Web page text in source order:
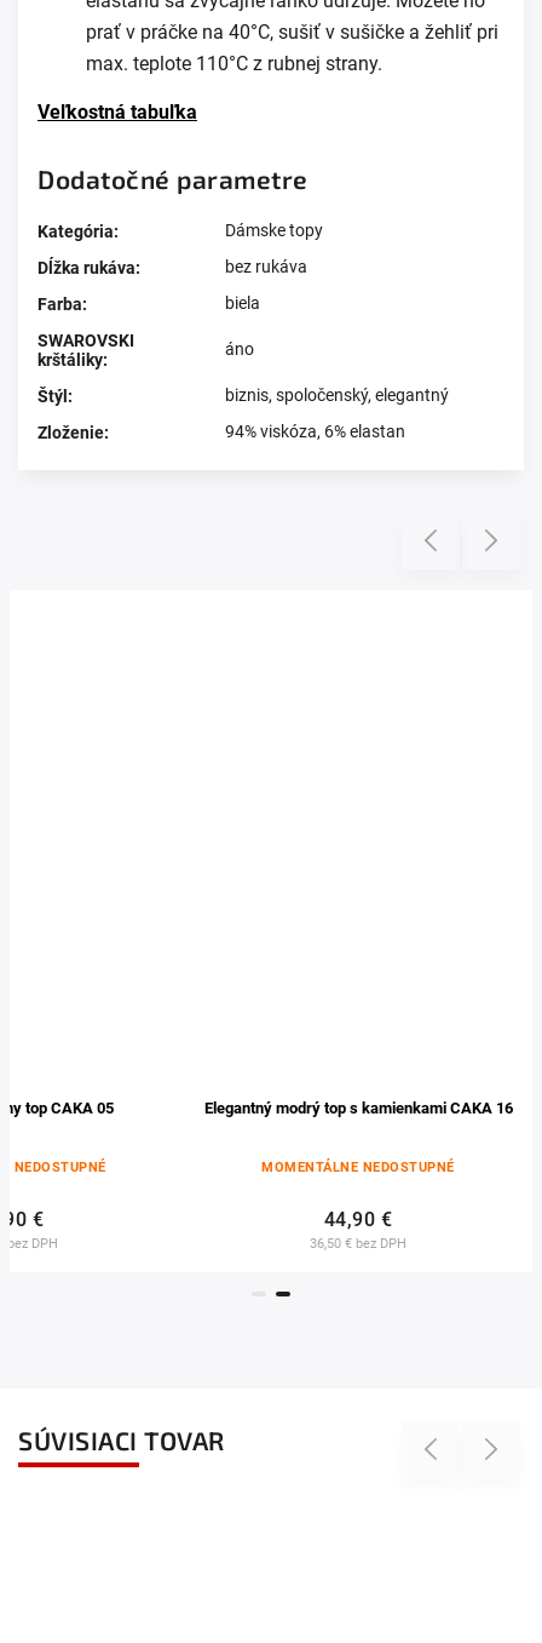
prať v práčke na 40°C, sušiť v sušičke a žehliť pri
max. teplote 110°C z rubnej strany.
Veľkostná tabuľka
Dodatočné parametre
Kategória:
Dámske topy
Dĺžka rukáva:
bez rukáva
Farba:
biela
SWAROVSKI
krštáliky:
áno
Štýl : biznis, spoločenský, elegantný
Zloženie: 94% viskóza, 6% elastan
Previous
top CAKA 05
NEDOSTUPNÉ
bez DPH
€
Elegantný modrý top s kamienkami CAKA 16
MOMENTÁLNE NEDOSTUPNÉ
36,50 € bez DPH
44,90 €
Next
SÚVISIACI TOVAR Previous Next